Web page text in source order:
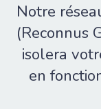
Notre
(Reconnus
isolera
en